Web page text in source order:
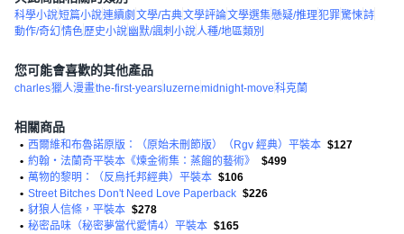
科學小說短篇小說連續劇 文學/古典文學評論文學選集懸疑/推理犯罪驚悚詩
動作/奇幻情色歷史小說 幽默/諷刺小說人種/地區類別
您可能會喜歡的其他產品
charles獵人漫畫the-first-years luzernemidnight-move科克蘭
相關商品
• 西爾維和布魯諾原版：（原始未刪節版）（Rgv 經典）平裝本 $127
• 約翰‧法蘭奇平裝本《煉金術集：蒸餾的藝術》
$499
• 萬物的黎明：（反烏托邦經典）平裝本 $106
• Street Bitches Don't Need Love Paperback $226
• 豺狼人信條，平裝本 $278
• 秘密品味（秘密夢當代愛情4）平裝本 $165